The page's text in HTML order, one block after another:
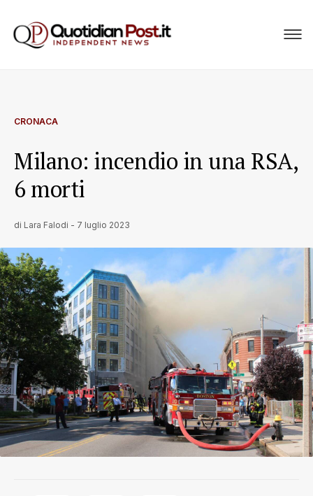
CRONACA
Milano: incendio in una RSA,
6 morti
di Lara Falodi - 7 luglio 2023